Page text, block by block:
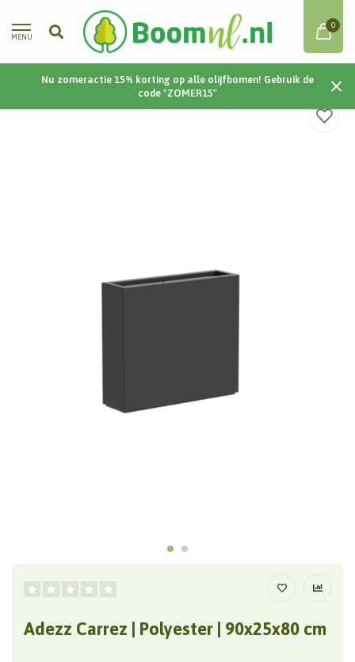
MENU
0
Nu zomeractie 15% korting op alle olijfbomen! Gebruik de
code "ZOMER15"
Home / Carrez | Polyester | 90x25x80 cm
Adezz Carrez | Polyester | 90x25x80 cm